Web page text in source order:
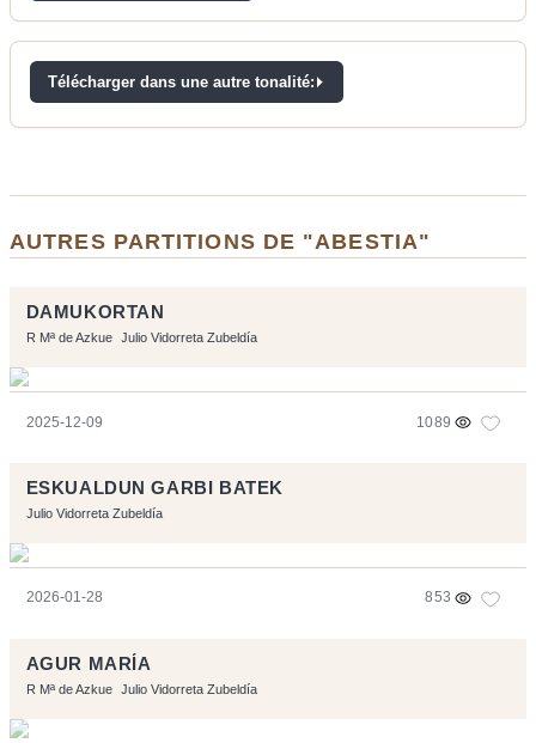
Télécharger dans une autre tonalité:
AUTRES PARTITIONS DE "ABESTIA"
DAMUKORTAN
R Mª de Azkue Julio Vidorreta Zubeldía
2025-12-09 1089
ESKUALDUN GARBI BATEK
Julio Vidorreta Zubeldía
2026-01-28 853
AGUR MARÍA
R Mª de Azkue Julio Vidorreta Zubeldía